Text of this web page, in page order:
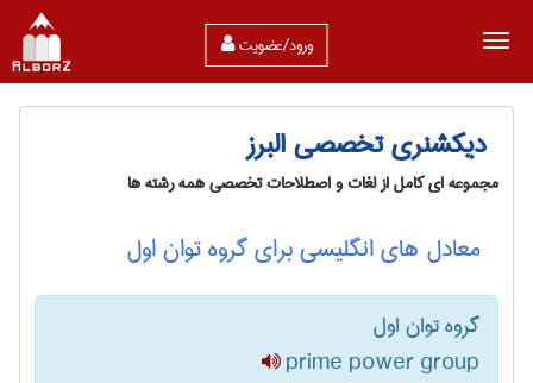
ورود/عضویت
دیکشنری تخصصی البرز
مجموعه ای کامل از لغات و اصطلاحات تخصصی همه رشته ها
معادل های انگلیسی برای گروه توان اول
گروه توان اول
prime power group